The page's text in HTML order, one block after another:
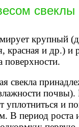
крупный
красная и др.) и
поверхности.
свекла
уплотниться и
В период роста